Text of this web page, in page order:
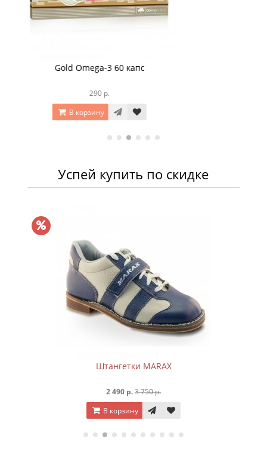
Omega-3 90 капс
В корзину
Успей купить по скидке
Штангетки MARAX
2 490 р.3 750 р.
В корзину